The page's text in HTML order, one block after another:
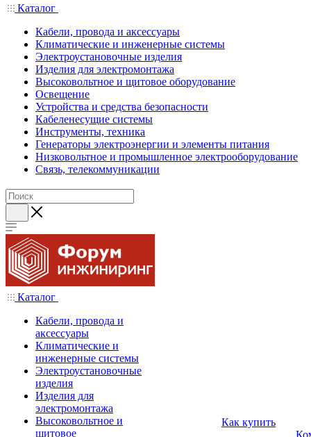
Каталог
Кабели, провода и аксессуары
Климатические и инженерные системы
Электроустановочные изделия
Изделия для электромонтажа
Высоковольтное и щитовое оборудование
Освещение
Устройства и средства безопасности
Кабеленесущие системы
Инструменты, техника
Генераторы электроэнергии и элементы питания
Низковольтное и промышленное электрооборудование
Связь, телекоммуникации
Каталог
Кабели, провода и
аксессуары
Климатические и
инженерные системы
Электроустановочные
изделия
Изделия для
электромонтажа
Высоковольтное и
щитовое
Как купить